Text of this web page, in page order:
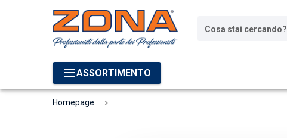
Cosa stai cercando?
ASSORTIMENTO
Homepage